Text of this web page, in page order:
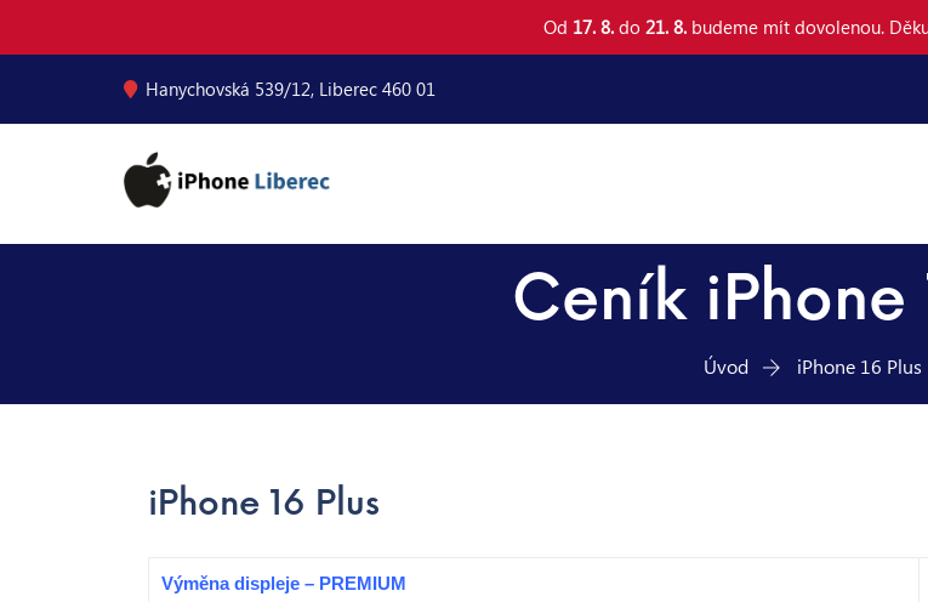
Od 17. 8.do 21. 8.budeme mít dovolenou.
Hanychovská 539/12, Liberec 460 01
Ceník iPhone
Úvod iPhone 16 Plus
iPhone 16 Plus
Výměna displeje – PREMIUM